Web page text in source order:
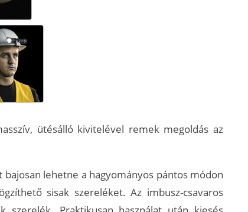
ütésálló kivitelével remek megoldás az
lehetne a hagyományos pántos módon
sisak szereléket. Az imbusz-csavaros